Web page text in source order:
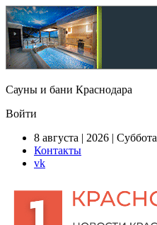
Сауны и бани Краснодара
Войти
8 августа | 2026 | Суббота
Контакты
vk